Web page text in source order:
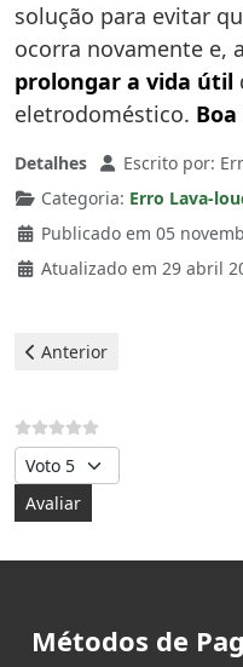
solução para evitar
ocorra novamente e,
prolongar a vida útil
eletrodoméstico.
Detalhes Escrito por:
Categoria: Erro Lava-
Publicado em 05
Atualizado em 29 abril
Artigo anterior: Bosch Lava
Anterior
Avalie, por favor
Métodos de